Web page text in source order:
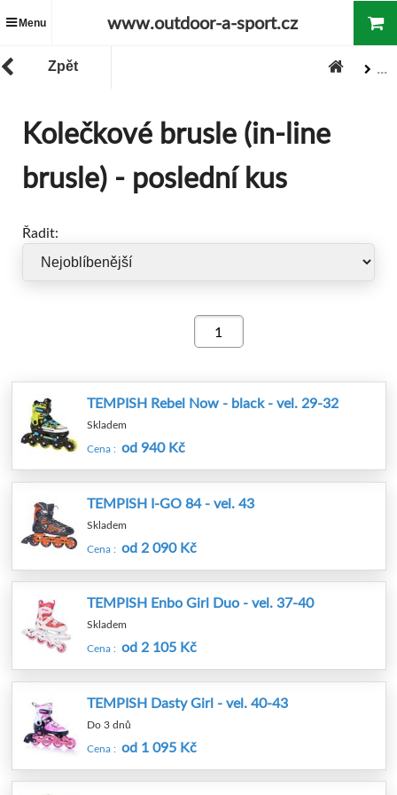
Menu www.outdoor-a-sport.cz
Zpět ...
Kolečkové brusle (in-line
brusle) - poslední kus
Řadit:
TEMPISH Rebel Now - black - vel. 29-32
Skladem
Cena : od 940 Kč
TEMPISH I-GO 84 - vel. 43
Skladem
Cena : od 2 090 Kč
TEMPISH Enbo Girl Duo - vel. 37-40
Skladem
Cena : od 2 105 Kč
TEMPISH Dasty Girl - vel. 40-43
Do 3 dnů
Cena : od 1 095 Kč